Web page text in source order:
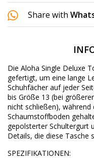
Share with
Die Aloha Single Deluxe
gefertigt, um eine lange
Schuhfächer auf jeder
bis Größe 13 (bei
nicht schließen),
Schaumstoffboden
gepolsterter Schultergurt
Details, die diese Tasche
SPEZIFIKATIONEN: